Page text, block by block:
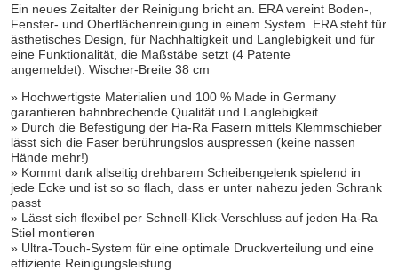
Ein neues Zeitalter der Reinigung bricht an. ERA vereint Boden-,
Fenster- und Oberflächenreinigung in einem System. ERA steht für
ästhetisches Design, für Nachhaltigkeit und Langlebigkeit und für
eine Funktionalität, die Maßstäbe setzt (4 Patente
angemeldet). Wischer-Breite 38 cm
» Hochwertigste Materialien und 100 % Made in Germany
garantieren bahnbrechende Qualität und Langlebigkeit
» Durch die Befestigung der Ha-Ra Fasern mittels Klemmschieber
lässt sich die Faser berührungslos auspressen (keine nassen
Hände mehr!)
» Kommt dank allseitig drehbarem Scheibengelenk spielend in
jede Ecke und ist so so flach, dass er unter nahezu jeden Schrank
passt
» Lässt sich flexibel per Schnell-Klick-Verschluss auf jeden Ha-Ra
Stiel montieren
» Ultra-Touch-System für eine optimale Druckverteilung und eine
effiziente Reinigungsleistung